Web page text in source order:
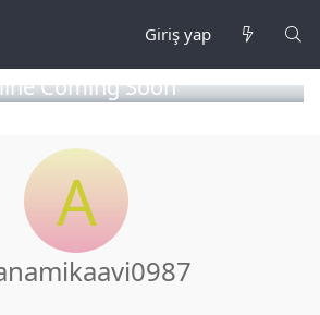
Giriş yap
Coming Soon
A